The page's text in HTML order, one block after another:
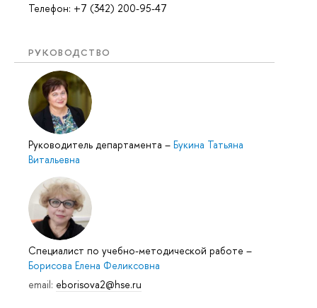
Телефон: +7 (342) 200-95-47
РУКОВОДСТВО
Руководитель департамента – Букина Татьяна
Витальевна
Специалист по учебно-методической работе –
Борисова Елена Феликсовна
email: eborisova2@hse.ru